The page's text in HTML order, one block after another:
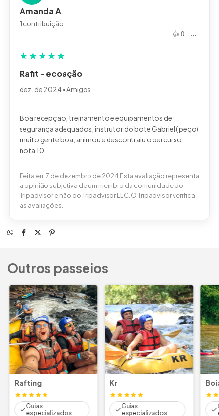
Amanda A
1 contribuição
👍 0 ⋯
★★★★★
Rafit - ecoação
dez. de 2024 • Amigos
Boa recepção, treinamento e equipamentos de
segurança adequados, instrutor do bote Gabriel ( peço)
muito gente boa, animou e descontraiu o percurso,
Feita em 7 de dezembro de 2024 Esta avaliação representa
a opinião subjetiva de um membro da comunidade do
Tripadvisor e não do Tripadvisor LLC. O Tripadvisor verifica
as avaliações.
Outros passeios
Rafting
Guias
especializados
Kr
Guias
especializados